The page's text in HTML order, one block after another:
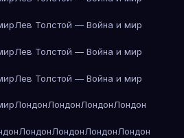
Лев Толстой — Война и мир
Лев Толстой — Война и мир
Лев Толстой — Война и мир
ЛондонЛондонЛондонЛондон
ЛондонЛондонЛондонЛондон